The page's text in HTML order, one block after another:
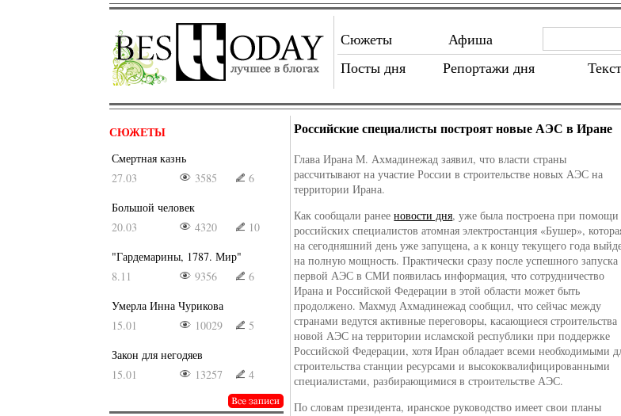
Сюжеты
Афиша
Посты дня
Репортажи дня
СЮЖЕТЫ
Смертная казнь
27.03
3585
6
Большой человек
20.03
4320
10
"Гардемарины, 1787. Мир"
8.11
9356
6
Умерла Инна Чурикова
15.01
10029
5
Закон для негодяев
15.01
13257 4
Российские специалисты построят новые АЭС в Иране
Глава Ирана М. Ахмадинежад заявил, что власти страны
рассчитывают на участие России в строительстве новых АЭС на
территории Ирана.
Как сообщали ранееновости дня, уже была построена при помощи
российских специалистов атомная электростанция «Бушер»,
на сегодняшний день уже запущена, а к концу текущего года
на полную мощность. Практически сразу после успешного запуска
первой АЭС в СМИ появилась информация, что сотрудничество
Ирана и Российской Федерации в этой области может быть
продолжено. Махмуд Ахмадинежад сообщил, что сейчас между
странами ведутся активные переговоры, касающиеся строительства
новой АЭС на территории исламской республики при поддержке
Российской Федерации, хотя Иран обладает всеми необходимыми
строительства станции ресурсами и высококвалифицированными
специалистами, разбирающимися в строительстве АЭС.
По словам президента, иранское руководство имеет свои планы